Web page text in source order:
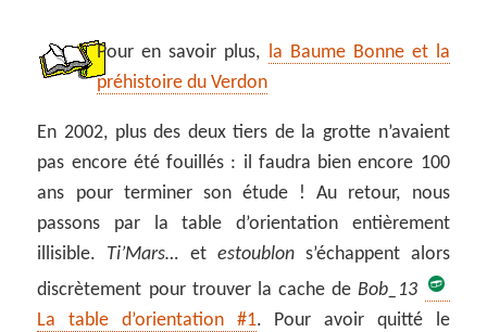
Pour en savoir plus, la Baume Bonne et la
préhistoire du Verdon
En 2002, plus des deux tiers de la grotte n’avaient
pas encore été fouillés : il faudra bien encore 100
ans pour terminer son étude ! Au retour, nous
passons par la table d’orientation entièrement
illisible. Ti’Mars… et estoublons’échappent alors
discrètement pour trouver la cache deBob_13
La table d’orientation #1. Pour avoir quitté le